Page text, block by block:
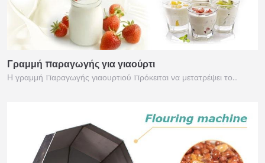
Γραμμή παραγωγής για γιαούρτι
Η γραμμή παραγωγής γιαουρτιού πρόκειται να μετατρέψει το…